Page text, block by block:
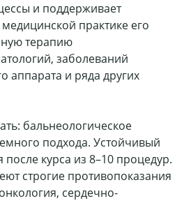
и поддерживает
практике его
терапию
заболеваний
аппарата и ряда других
бальнеологическое
подхода. Устойчивый
после курса из 8–10 процедур.
строгие противопоказания
сердечно-